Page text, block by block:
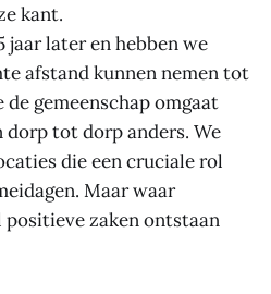
kant.
jaar later en hebben we
afstand kunnen nemen tot
gemeenschap omgaat
tot dorp anders. We
die een cruciale rol
Maar waar
positieve zaken ontstaan